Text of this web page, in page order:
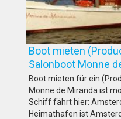
Boot mieten
Salonboot
Boot mieten für ein
Monne de Miranda ist
Schiff fährt hier:
Heimathafen ist